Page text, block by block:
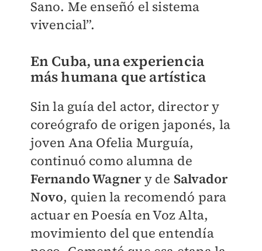
Sano. Me enseñó el sistema
vivencial”.
En Cuba, una experiencia
más humana que artística
Sin la guía del actor, director y
coreógrafo de origen japonés, la
joven Ana Ofelia Murguía,
continuó como alumna de
Fernando Wagnery de Salvador
Novo, quien la recomendó para
actuar en Poesía en Voz Alta,
movimiento del que entendía